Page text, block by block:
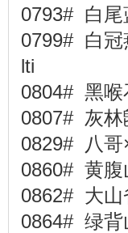
0793# 白尾
0799# 白冠
lti
0804# 黑喉
0807# 灰
0829# 八哥
0860# 黄腹
0862# 大
0864# 绿背